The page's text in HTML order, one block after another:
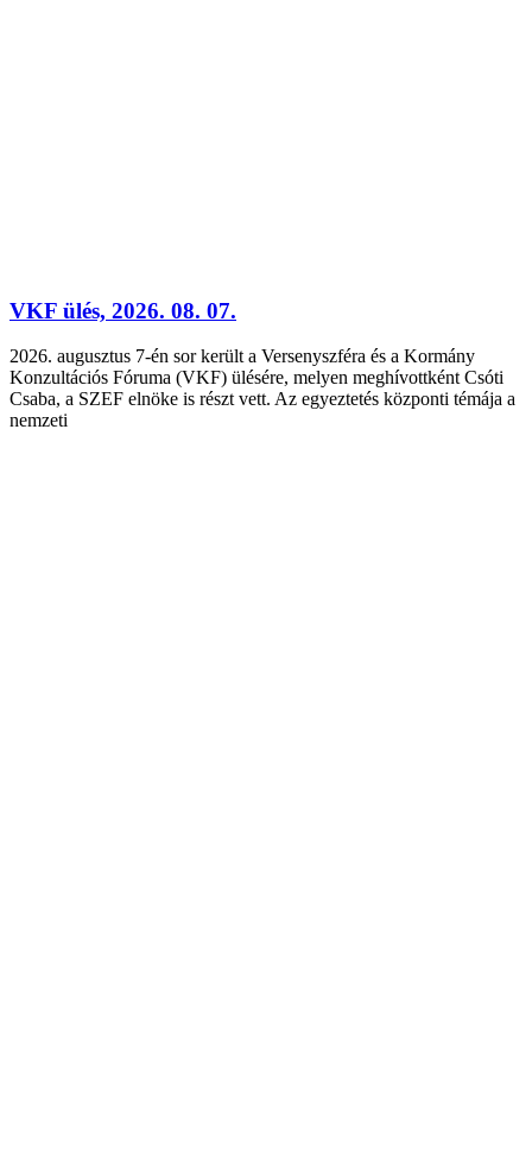
VKF ülés, 2026. 08. 07.
2026. augusztus 7-én sor került a Versenyszféra és a Kormány
Konzultációs Fóruma (VKF) ülésére, melyen meghívottként Csóti
Csaba, a SZEF elnöke is részt vett. Az egyeztetés központi témája a
nemzeti